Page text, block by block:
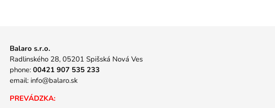
Balaro s.r.o.
Radlinského 28, 05201 Spišská Nová Ves
phone: 00421 907 535 233
email: info@balaro.sk
PREVÁDZKA: